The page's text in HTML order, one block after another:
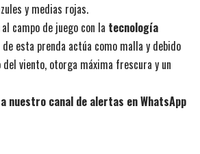
y medias rojas.
campo de juego con la tecnología
esta prenda actúa como malla y debido
del viento, otorga máxima frescura y un
nuestro canal de alertas en WhatsApp